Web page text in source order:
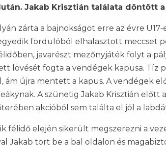
Jakab Krisztián találata döntött
zárta a bajnokságot erre az évre
fordulóból elhalasztott meccset
javarészt mezőnyjáték folyt a
lövését fogta a vendégek kapusa. Tíz
ám újra mentett a kapus. A vendégek
A szünetig Jakab Krisztián
akcióból sem találta el jól a
félidő elején sikerült megszerezni a
Jakab tört be a bal oldalon és